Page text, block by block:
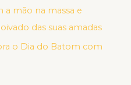
a mão na massa e
das suas amadas
o Dia do Batom com